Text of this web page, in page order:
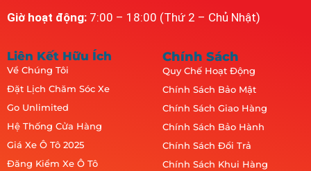
Giờ hoạt động: 7:00 – 18:00 (Thứ 2 – Chủ Nhật)
Liên Kết Hữu Ích
Về Chúng Tôi
Đặt Lịch Chăm Sóc Xe
Go Unlimited
Hệ Thống Cửa Hàng
Giá Xe Ô Tô 2025
Đăng Kiểm Xe Ô Tô
Chính Sách
Quy Chế Hoạt Động
Chính Sách Bảo Mật
Chính Sách Giao Hàng
Chính Sách Bảo Hành
Chính Sách Đổi Trả
Chính Sách Khui Hàng